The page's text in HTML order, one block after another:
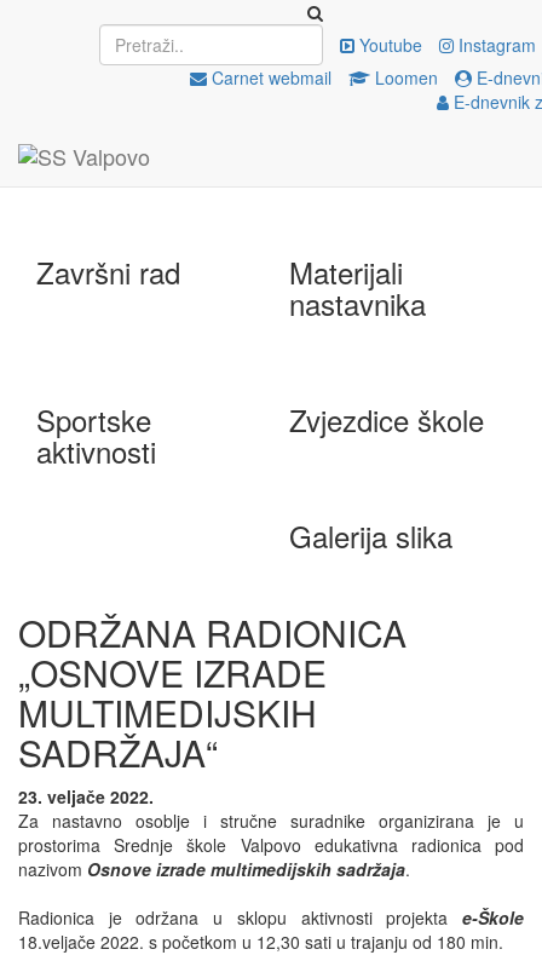
Youtube
Instagram
Carnet webmail
Loomen
E-
E-dnevnik
EU projekti
e-Škole
Završni rad Materijali
nastavnika
Sportske
aktivnosti
Zvjezdice škole
Galerija slika
ODRŽANA RADIONICA
„OSNOVE IZRADE
MULTIMEDIJSKIH
SADRŽAJA“
23. veljače 2022.
Za nastavno osoblje i stručne suradnike organizirana je u
prostorima Srednje škole Valpovo edukativna radionica pod
nazivom Osnove izrade multimedijskih sadržaja.
Radionica je održana u sklopu aktivnosti projekta e-Škole
18.veljače 2022. s početkom u 12,30 sati u trajanju od 180 min.